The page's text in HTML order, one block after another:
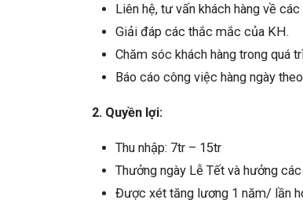
Liên hệ, tư vấn khách hàng về
Giải đáp các thắc mắc của KH.
Chăm sóc khách hàng trong quá
Báo cáo công việc hàng ngày
2. Quyền lợi:
Thu nhập: 7tr – 15tr
Thưởng ngày Lễ Tết và hưởng
Được xét tăng lương 1 năm/ lần